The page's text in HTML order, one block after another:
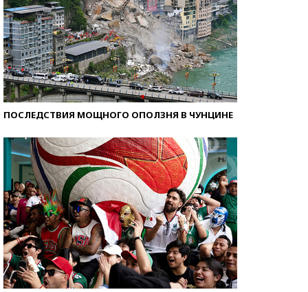
ПОСЛЕДСТВИЯ МОЩНОГО ОПОЛЗНЯ В ЧУНЦИНЕ